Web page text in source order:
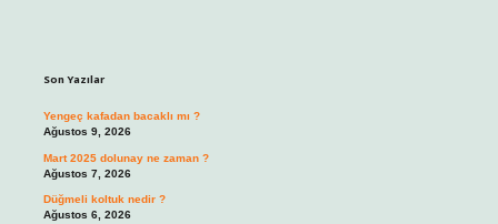
Son Yazılar
Yengeç kafadan bacaklı mı ?
Ağustos 9, 2026
Mart 2025 dolunay ne zaman ?
Ağustos 7, 2026
Düğmeli koltuk nedir ?
Ağustos 6, 2026